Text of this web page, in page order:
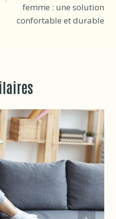
femme : une solution
confortable et durable